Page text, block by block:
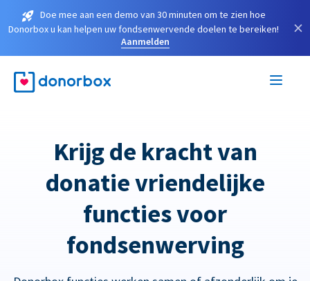
Doe mee aan een demo van 30 minuten om te zien hoe
Donorbox u kan helpen uw fondsenwervende doelen te bereiken!
Aanmelden
×
Krijg de kracht van
donatie vriendelijke
functies voor
fondsenwerving